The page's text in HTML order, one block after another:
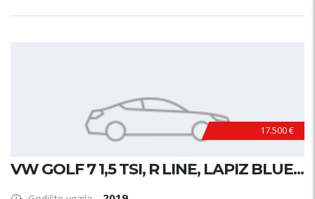
17.500 €
VW GOLF 7 1,5 TSI, R LINE, LAPIZ BLUE...